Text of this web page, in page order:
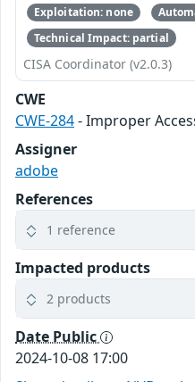
Exploitation: none
Technical Impact: partial
CISA Coordinator (v2.0.3)
CWE
CWE-284- Improper
Assigner
adobe
References
1 reference
Impacted products
2 products
Date Public
2024-10-08 17:00